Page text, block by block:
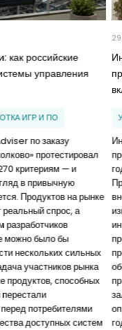
как российские
управления
ИГР И ПО
по заказу
протестировал
критериям — и
в привычную
Продуктов на рынке
реальный спрос, а
разработчиков
можно было бы
нескольких сильных
участников рынка
продуктов, способных
потребителями
доступных систем